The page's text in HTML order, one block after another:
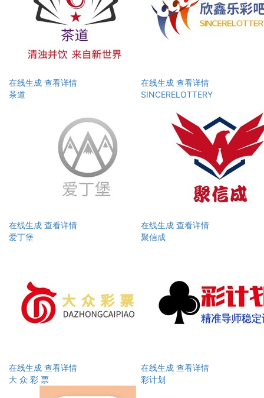
在线生成 查看详情
茶道
在线生成 查看详情
SINCERELOTTERY
在线生成 查看详情
爱丁堡
在线生成 查看详情
聚信成
在线生成 查看详情
大 众 彩 票
在线生成 查看详情
彩计划